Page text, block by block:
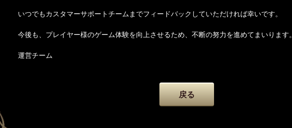
いつでもカスタマーサポートチームまでフィードバックしていただければ幸いです。
今後も、プレイヤー様のゲーム体験を向上させるため、不断の努力を進めてまいります。
運営チーム
戻る